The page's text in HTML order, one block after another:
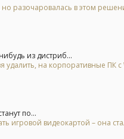
разочаровалась в этом
из дистриб...
на корпоративные ПК с
по...
игровой видеокартой – она